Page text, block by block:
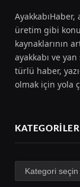
üretim gibi
kaynaklarının
ayakkabı ve
türlü haber,
olmak için yola
KATEGORILER
Kategoriler